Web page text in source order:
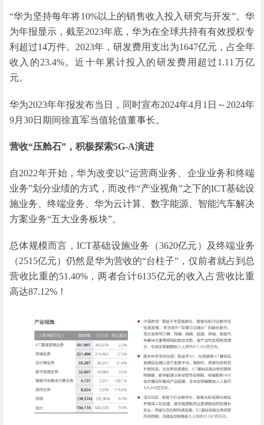
“华为坚持每年将10%以上的销售收入投入研究与开发”。华
为年报显示，截至2023年底，华为在全球共持有有效授权专
利超过14万件。2023年，研发费用支出为1647亿元，占全年
收入的23.4%。近十年累计投入的研发费用超过1.11万亿
元。
华为2023年年报发布当日，同时宣布2024年4月1日～2024年
9月30日期间徐直军当值轮值董事长。
营收“压舱石”，积极探索5G-A演进
自2022年开始，华为改变以“运营商业务、企业业务和终端
业务”划分业绩的方式，而改作“产业视角”之下的ICT基础设
施业务、终端业务、华为云计算、数字能源、智能汽车解决
方案业务“五大业务板块”。
总体规模而言，ICT基础设施业务（3620亿元）及终端业务
（2515亿元）仍然是华为营收的“台柱子”，仅前者就占到总
营收比重的51.40%，两者合计6135亿元的收入占营收比重
高达87.12%！